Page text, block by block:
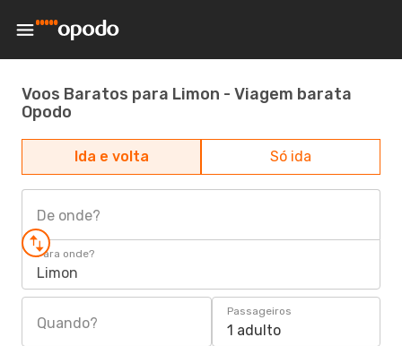
Voos Baratos para Limon - Viagem barata
Opodo
Ida e volta Só ida
De onde?
Para onde?
Limon
Quando?
Passageiros
1 adulto